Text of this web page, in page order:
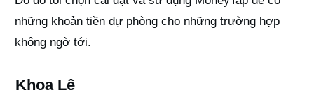
những khoản tiền dự phòng cho những trường hợp
không ngờ tới.
Khoa Lê